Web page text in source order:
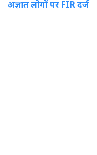
अज्ञात लोगों पर FIR दर्ज